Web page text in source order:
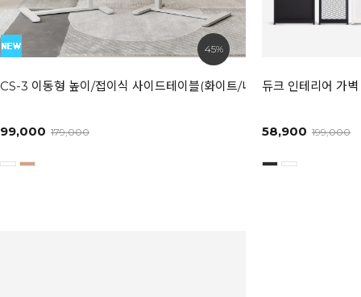
45%
CS-3 이동형 높이/접이식 사이드테이블(화이트/내추럴)
99,000 179,000
듀크 인테리어 가
58,900 199,000